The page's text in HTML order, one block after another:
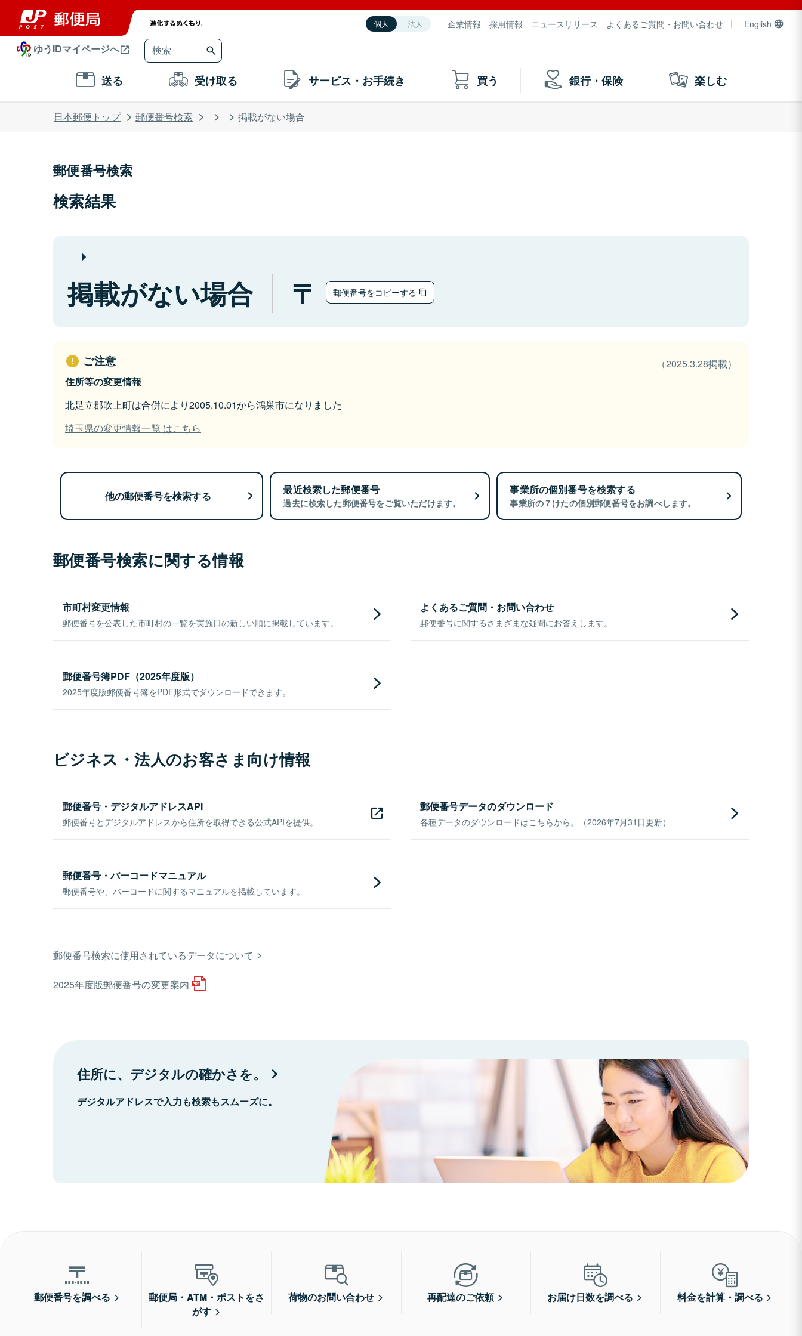
個人 法人 企業情報 採用情報 ニュースリリース よくあるご質問・お問い合わせ English
ゆうIDマイページへ
送る 受け取る サービス・お手続き 買う 銀行・保険 楽しむ
日本郵便トップ 郵便番号検索 掲載がない場合
郵便番号検索
検索結果
掲載がない場合 郵便番号をコピーする
ご注意
（2025.3.28掲載）
住所等の変更情報
北足立郡吹上町は合併により2005.10.01から鴻巣市になりました
埼玉県の変更情報一覧 はこちら
他の郵便番号を検索する 最近検索した郵便番号
過去に検索した郵便番号をご覧いただけます。
事業所の個別番号を検索する
事業所の７けたの個別郵便番号をお調べします。
郵便番号検索に関する情報
市町村変更情報
郵便番号を公表した市町村の一覧を実施日の新しい順に掲載しています。
よくあるご質問・お問い合わせ
郵便番号に関するさまざまな疑問にお答えします。
郵便番号簿PDF（2025年度版）
2025年度版郵便番号簿をPDF形式でダウンロードできます。
ビジネス・法人のお客さま向け情報
郵便番号・デジタルアドレスAPI
郵便番号とデジタルアドレスから住所を取得できる公式APIを提供。
郵便番号データのダウンロード
各種データのダウンロードはこちらから。（2026年7月31日更新）
郵便番号・バーコードマニュアル
郵便番号や、バーコードに関するマニュアルを掲載しています。
郵便番号検索に使用されているデータについて
2025年度版郵便番号の変更案内
住所に、デジタルの確かさを。
デジタルアドレスで入力も検索もスムーズに。
郵便番号を調べる
郵便局・ATM・ポストをさ
がす
荷物のお問い合わせ 再配達のご依頼 お届け日数を調べる 料金を計算・調べる